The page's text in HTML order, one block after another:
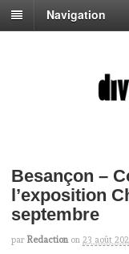
Navigation
Besançon –
l’exposition
septembre
par Redaction on 23 août